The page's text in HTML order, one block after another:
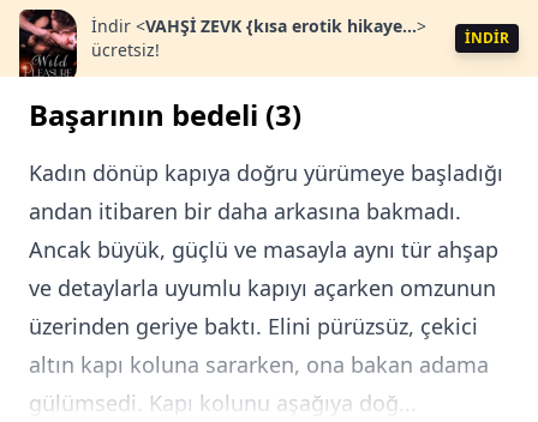
İndir <VAHŞİ ZEVK {kısa erotik hikaye...>
ücretsiz!
İNDİR
Başarının bedeli (3)
Kadın dönüp kapıya doğru yürümeye başladığı
andan itibaren bir daha arkasına bakmadı.
Ancak büyük, güçlü ve masayla aynı tür ahşap
ve detaylarla uyumlu kapıyı açarken omzunun
üzerinden geriye baktı. Elini pürüzsüz, çekici
altın kapı koluna sararken, ona bakan adama
gülümsedi. Kapı kolunu aşağıya doğ...